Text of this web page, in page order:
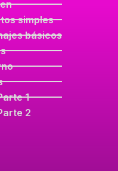
simples
básicos
1
2